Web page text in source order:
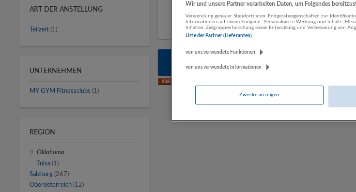
Vertrieb, Verkauf, Kundenbetreuung |
ART DER ANSTELLUNG
Teilzeit (1)
UNTERNEHMEN
MY GYM Fitnessclubs (1)
REGION
Oklahoma
Tulsa (1)
Salzburg (267)
Oberösterreich (12)
Wir und unsere Partner verarbeiten Daten, um Folgendes
Verwendung genauer Standortdaten. Endgeräteeigenschaften zur
Informationen auf einem Endgerät. Personalisierte Werbung und Inhalte,
Inhalten, Zielgruppenforschung sowie Entwicklung und Verbesserung von
Liste der Partner (Lieferanten)
von uns verwendete Funktionen
von uns verwendete Informationen
Zwecke anzeigen